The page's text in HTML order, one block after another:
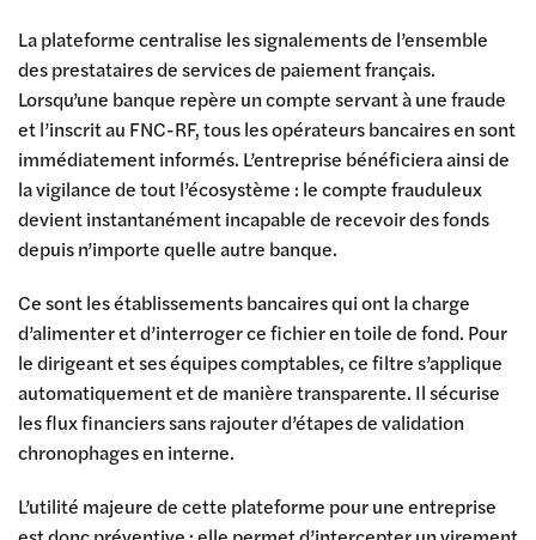
La plateforme centralise les signalements de l’ensemble
des prestataires de services de paiement français.
Lorsqu’une banque repère un compte servant à une fraude
et l’inscrit au FNC-RF, tous les opérateurs bancaires en sont
immédiatement informés. L’entreprise bénéficiera ainsi de
la vigilance de tout l’écosystème : le compte frauduleux
devient instantanément incapable de recevoir des fonds
depuis n’importe quelle autre banque.
Ce sont les établissements bancaires qui ont la charge
d’alimenter et d’interroger ce fichier en toile de fond. Pour
le dirigeant et ses équipes comptables, ce filtre s’applique
automatiquement et de manière transparente. Il sécurise
les flux financiers sans rajouter d’étapes de validation
chronophages en interne.
L’utilité majeure de cette plateforme pour une entreprise